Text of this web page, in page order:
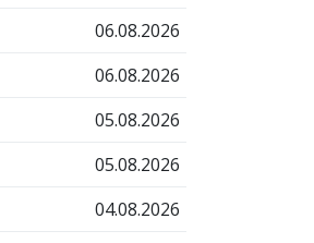
06.08.2026
06.08.2026
05.08.2026
05.08.2026
04.08.2026